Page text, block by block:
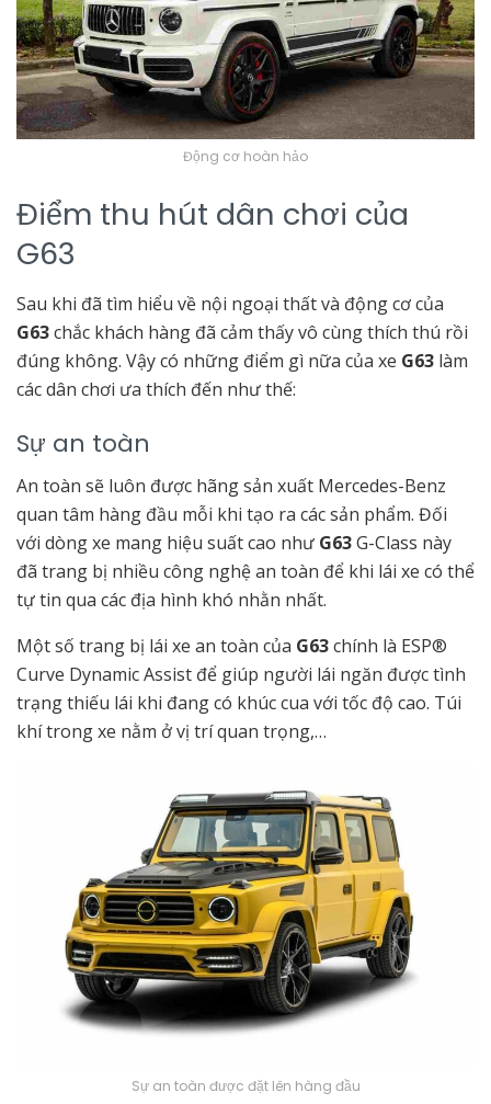
Động cơ hoàn hảo
Điểm thu hút dân chơi của
G63
Sau khi đã tìm hiểu về nội ngoại thất và động cơ của
G63chắc khách hàng đã cảm thấy vô cùng thích thú rồi
đúng không. Vậy có những điểm gì nữa của xe G63 làm
các dân chơi ưa thích đến như thế:
Sự an toàn
An toàn sẽ luôn được hãng sản xuất Mercedes-Benz
quan tâm hàng đầu mỗi khi tạo ra các sản phẩm. Đối
với dòng xe mang hiệu suất cao như G63G-Class này
đã trang bị nhiều công nghệ an toàn để khi lái xe có thể
tự tin qua các địa hình khó nhằn nhất.
Một số trang bị lái xe an toàn của G63chính là ESP®
Curve Dynamic Assist để giúp người lái ngăn được tình
trạng thiếu lái khi đang có khúc cua với tốc độ cao. Túi
khí trong xe nằm ở vị trí quan trọng,…
Sự an toàn được đặt lên hàng đầu